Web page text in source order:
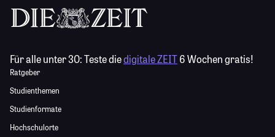
Für alle unter 30:Teste diedigitale ZEIT6 Wochen gratis!
Ratgeber
Studienthemen
Studienformate
Hochschulorte